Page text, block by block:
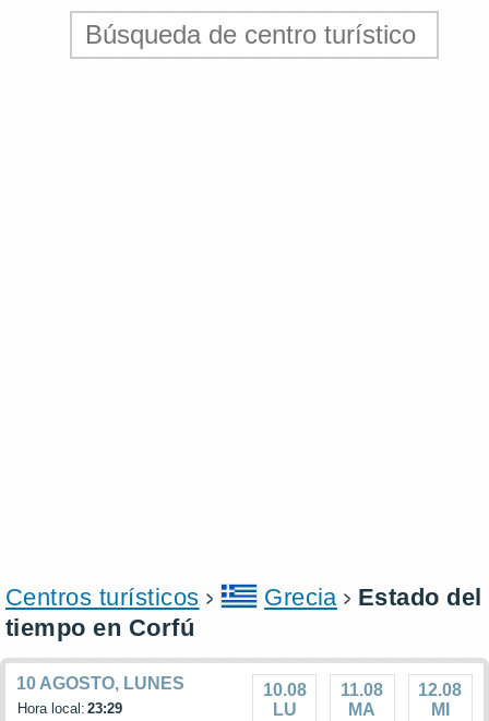
Centros turísticos Grecia
Estado del
tiempo en Corfú
10 AGOSTO, LUNES
Hora local: 23:29
10.08
LU
11.08
MA
12.08
MI